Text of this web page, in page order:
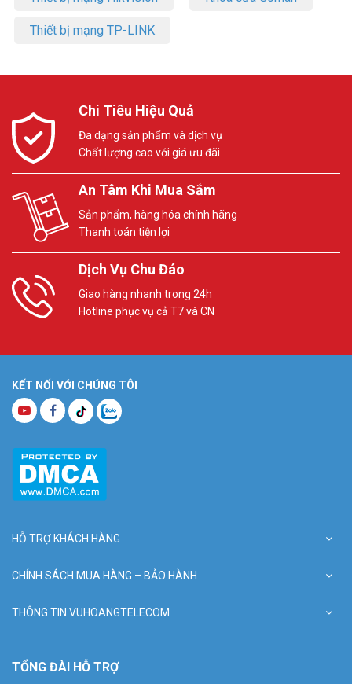
– Facebook:https://www.facebook.com/vuhoangtelecom/
Thiết bị mạng TP-LINK
Chi Tiêu Hiệu Quả
Đa dạng sản phẩm và dịch vụ
Chất lượng cao với giá ưu đãi
An Tâm Khi Mua Sắm
Sản phẩm, hàng hóa chính hãng
Thanh toán tiện lợi
Dịch Vụ Chu Đáo
Giao hàng nhanh trong 24h
Hotline phục vụ cả T7 và CN
KẾT NỐI VỚI CHÚNG TÔI
HỖ TRỢ KHÁCH HÀNG
CHÍNH SÁCH MUA HÀNG – BẢO HÀNH
THÔNG TIN VUHOANGTELECOM
TỔNG ĐÀI HỖ TRỢ